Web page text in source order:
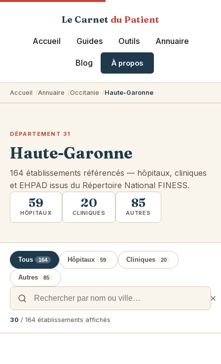
Le Carnet du Patient
Accueil Guides Outils Annuaire
Blog À propos
Accueil Annuaire Occitanie Haute-Garonne
DÉPARTEMENT 31
Haute-Garonne
164 établissements référencés — hôpitaux, cliniques
et EHPAD issus du Répertoire National FINESS.
59
HÔPITAUX
20
CLINIQUES
85
AUTRES
Tous 164 Hôpitaux 59 Cliniques 20
Autres 85
30 / 164 établissements affichés